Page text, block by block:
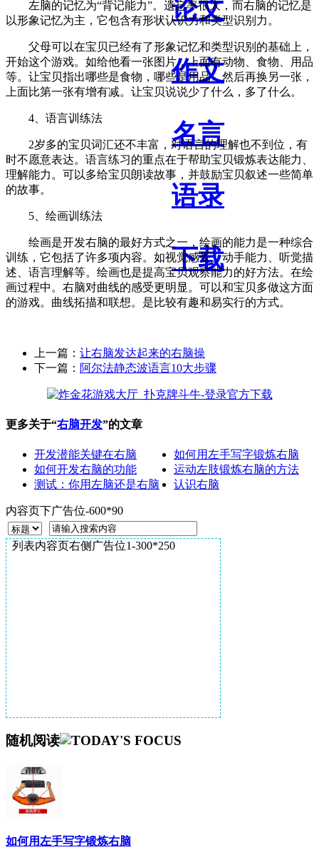
论文
作文
名言
语录
下载
左脑的记忆为“背记能力”。遗忘率很大，而右脑的记忆是
以形象记忆为主，它包含有形状认识力和类型识别力。
父母可以在宝贝已经有了形象记忆和类型识别的基础上，
开始这个游戏。如给他看一张图片，上面有动物、食物、用品
等。让宝贝指出哪些是食物，哪些是用品。然后再换另一张，
上面比第一张有增有减。让宝贝说说少了什么，多了什么。
4、语言训练法
2岁多的宝贝词汇还不丰富，对语言的理解也不到位，有
时不愿意表达。语言练习的重点在于帮助宝贝锻炼表达能力、
理解能力。可以多给宝贝朗读故事，并鼓励宝贝叙述一些简单
的故事。
5、绘画训练法
绘画是开发右脑的最好方式之一，绘画的能力是一种综合
训练，它包括了许多项内容。如视觉感受、动手能力、听觉描
述、语言理解等。绘画也是提高宝贝观察能力的好方法。在绘
画过程中。右脑对曲线的感受更明显。可以和宝贝多做这方面
的游戏。曲线拓描和联想。是比较有趣和易实行的方式。
上一篇： 让右脑发达起来的右脑操
下一篇： 阿尔法静态波语言10大步骤
更多关于“右脑开发”的文章
开发潜能关键在右脑
如何用左手写字锻炼右脑
如何开发右脑的功能
运动左肢锻炼右脑的方法
测试：你用左脑还是右脑
认识右脑
内容页下广告位-600*90
列表内容页右侧广告位1-300*250
随机阅读
如何用左手写字锻炼右脑